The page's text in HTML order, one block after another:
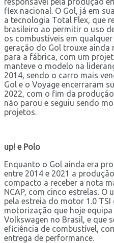
flex nacional. O Gol, já em
a tecnologia Total Flex, que
brasileiro ao permitir o uso
os combustíveis em
geração do Gol trouxe
para a fábrica, com um
manteve o modelo na
2014, sendo o carro mais
Gol e o Voyage encerraram
2022, com o fim da
não parou e seguiu sendo
projetos.
up! e Polo
Enquanto o Gol ainda era
entre 2014 e 2021 a
compacto a receber a nota
NCAP, com cinco estrelas. O
pela estreia do motor 1.0
motorização que hoje
Volkswagen no Brasil, e que
eficiência de combustível,
entrega de performance.